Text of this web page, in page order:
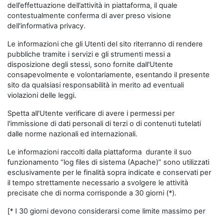
dell’effettuazione dell’attività in piattaforma, il quale
contestualmente conferma di aver preso visione
dell'informativa privacy.
Le informazioni che gli Utenti del sito riterranno di rendere
pubbliche tramite i servizi e gli strumenti messi a
disposizione degli stessi, sono fornite dall'Utente
consapevolmente e volontariamente, esentando il presente
sito da qualsiasi responsabilità in merito ad eventuali
violazioni delle leggi.
Spetta all'Utente verificare di avere i permessi per
l'immissione di dati personali di terzi o di contenuti tutelati
dalle norme nazionali ed internazionali.
Le informazioni raccolti dalla piattaforma durante il suo
funzionamento “log files di sistema (Apache)” sono utilizzati
esclusivamente per le finalità sopra indicate e conservati per
il tempo strettamente necessario a svolgere le attività
precisate che di norma corrisponde a 30 giorni (*).
[* I 30 giorni devono considerarsi come limite massimo per